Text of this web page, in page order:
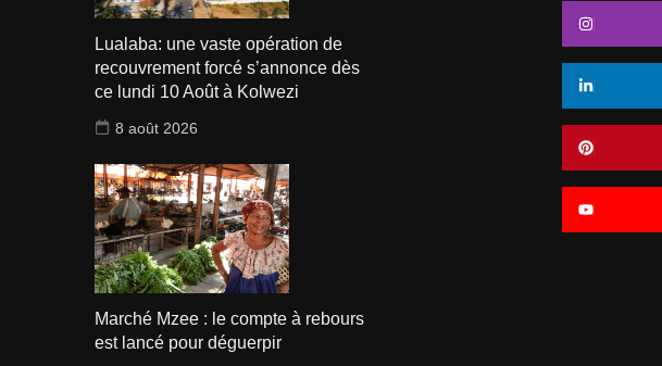
Lualaba: une vaste opération de
recouvrement forcé s’annonce dès
ce lundi 10 Août à Kolwezi
8 août 2026
Marché Mzee : le compte à rebours
est lancé pour déguerpir